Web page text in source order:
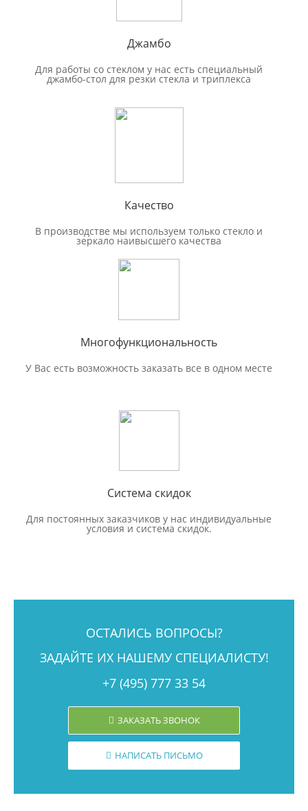
Джамбо
Для работы со стеклом у нас есть специальный
джамбо-стол для резки стекла и триплекса
Качество
В производстве мы используем только стекло и
зеркало наивысшего качества
Многофункциональность
У Вас есть возможность заказать все в одном месте
Система скидок
Для постоянных заказчиков у нас индивидуальные
условия и система скидок.
ОСТАЛИСЬ ВОПРОСЫ?
ЗАДАЙТЕ ИХ НАШЕМУ СПЕЦИАЛИСТУ!
+7 (495) 777 33 54
ЗАКАЗАТЬ ЗВОНОК
НАПИСАТЬ ПИСЬМО